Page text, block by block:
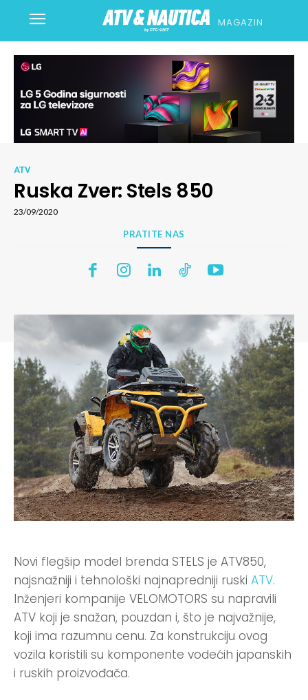
MAGAZIN
ATV
Ruska Zver: Stels 850
23/09/2020
PRATITE NAS
Novi flegšip model brenda STELS je ATV850,
najsnažniji i tehnološki najnapredniji ruski ATV.
Inženjeri kompanije VELOMOTORS su napravili
ATV koji je snažan, pouzdan i, što je najvažnije,
koji ima razumnu cenu. Za konstrukciju ovog
vozila koristili su komponente vodećih japanskih
i ruskih proizvođača.